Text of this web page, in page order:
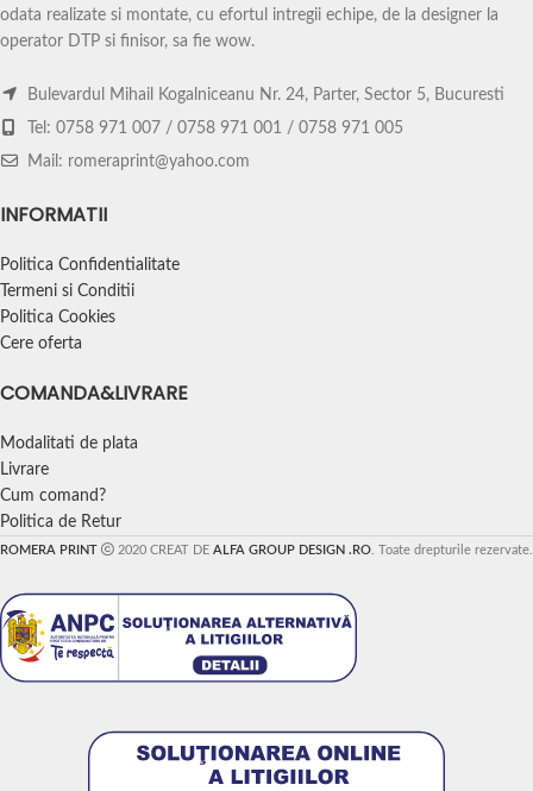
odata realizate si montate, cu efortul intregii echipe, de la designer la
operator DTP si finisor, sa fie wow.
Bulevardul Mihail Kogalniceanu Nr. 24, Parter, Sector 5, Bucuresti
Tel: 0758 971 007 / 0758 971 001 / 0758 971 005
Mail: romeraprint@yahoo.com
INFORMATII
Politica Confidentialitate
Termeni si Conditii
Politica Cookies
Cere oferta
COMANDA&LIVRARE
Modalitati de plata
Livrare
Cum comand?
Politica de Retur
ROMERA PRINT 2020 CREAT DE ALFA GROUP DESIGN .RO. Toate drepturile rezervate.